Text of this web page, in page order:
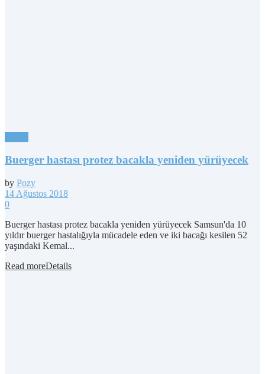
Buerger hastası protez bacakla yeniden yürüyecek
by Pozy
14 Ağustos 2018
0
Buerger hastası protez bacakla yeniden yürüyecek Samsun'da 10
yıldır buerger hastalığıyla mücadele eden ve iki bacağı kesilen 52
yaşındaki Kemal...
Read moreDetails